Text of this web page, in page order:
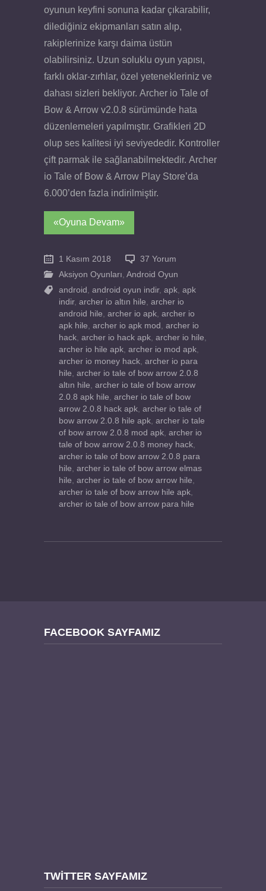
oyunun keyfini sonuna kadar çıkarabilir,
dilediğiniz ekipmanları satın alıp,
rakiplerinize karşı daima üstün
olabilirsiniz. Uzun soluklu oyun yapısı,
farklı oklar-zırhlar, özel yetenekleriniz ve
dahası sizleri bekliyor. Archer io Tale of
Bow & Arrow v2.0.8 sürümünde hata
düzenlemeleri yapılmıştır. Grafikleri 2D
olup ses kalitesi iyi seviyededir. Kontroller
çift parmak ile sağlanabilmektedir. Archer
io Tale of Bow & Arrow Play Store’da
6.000’den fazla indirilmiştir.
«Oyuna Devam»
1 Kasım 2018
37 Yorum
Aksiyon Oyunları, Android Oyun
android , android oyun indir, apk, apk
indir, archer io altın hile, archer io
android hile, archer io apk, archer io
apk hile, archer io apk mod , archer io
hack, archer io hack apk, archer io hile,
archer io hile apk, archer io mod apk,
archer io money hack, archer io para
hile, archer io tale of bow arrow 2.0.8
altın hile, archer io tale of bow arrow
2.0.8 apk hile, archer io tale of bow
arrow 2.0.8 hack apk, archer io tale of
bow arrow 2.0.8 hile apk, archer io tale
of bow arrow 2.0.8 mod apk, archer io
tale of bow arrow 2.0.8 money hack,
archer io tale of bow arrow 2.0.8 para
hile, archer io tale of bow arrow elmas
hile, archer io tale of bow arrow hile,
archer io tale of bow arrow hile apk,
archer io tale of bow arrow para hile
FACEBOOK SAYFAMIZ
TWITTER SAYFAMIZ